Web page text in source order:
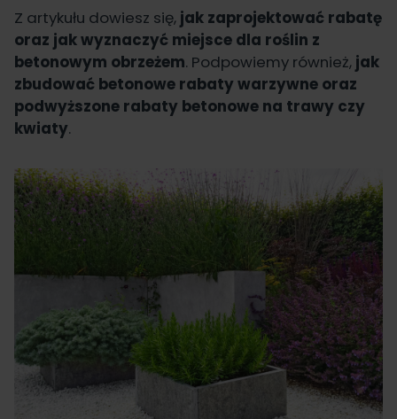
Z artykułu dowiesz się, jak zaprojektować rabatę
oraz jak wyznaczyć miejsce dla roślin z
betonowym obrzeżem. Podpowiemy również, jak
zbudować betonowe rabaty warzywne oraz
podwyższone rabaty betonowe na trawy czy
kwiaty.